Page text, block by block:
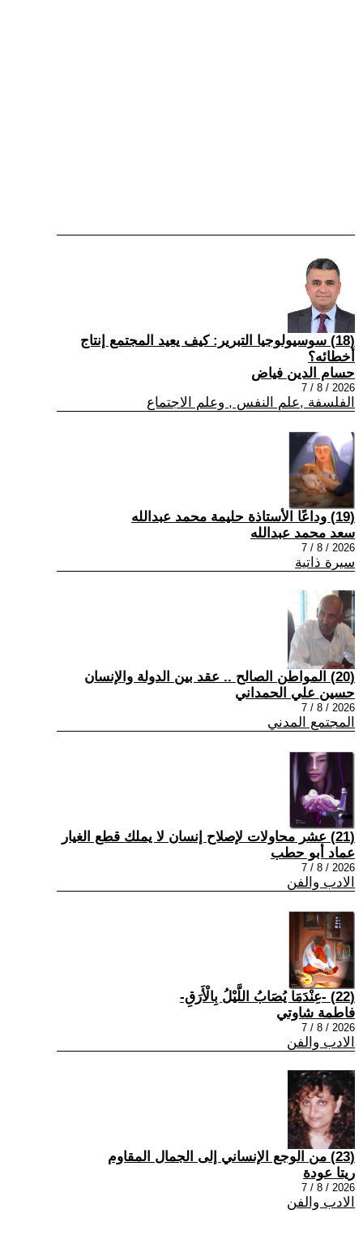
(18) سوسيولوجيا التبرير: كيف يعيد المجتمع إنتاج
أخطائه؟
حسام الدين فياض
2026 / 8 / 7
الفلسفة ,علم النفس , وعلم الاجتماع
(19) وداعًا الأستاذة حليمة محمد عبدالله
سعد محمد عبدالله
2026 / 8 / 7
سيرة ذاتية
(20) المواطن الصالح .. عقد بين الدولة والإنسان
حسين علي الحمداني
2026 / 8 / 7
المجتمع المدني
(21) عشر محاولات لإصلاح إنسان لا يملك قطع الغيار
عماد أبو حطب
2026 / 8 / 7
الادب والفن
(22) -عِنْدَمَا يُصَابُ اللَّيْلُ بِالْأَرَقِ-
فاطمة شاوتي
2026 / 8 / 7
الادب والفن
(23) من الوجع الإنساني إلى الجمال المقاوم
ريتا عودة
2026 / 8 / 7
الادب والفن